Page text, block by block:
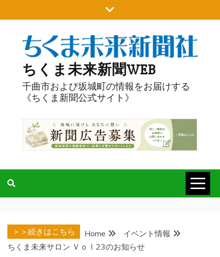
to
ちくま未来新聞WEB
千曲市および坂城町の情報をお届けする
《ちくま新聞公式サイト》
＞＞続きはこちら Home
イベント情報
ちくま未来サロン Ｖｏｌ23のお知らせ